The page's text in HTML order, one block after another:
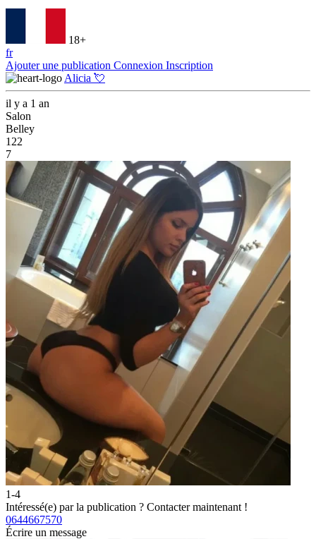
18+
fr
Ajouter une publication Connexion Inscription
Alicia 💘
il y a 1 an
Salon
Belley
122
7
1-4
Intéressé(e) par la publication ? Contacter maintenant !
0644667570
Écrire un message